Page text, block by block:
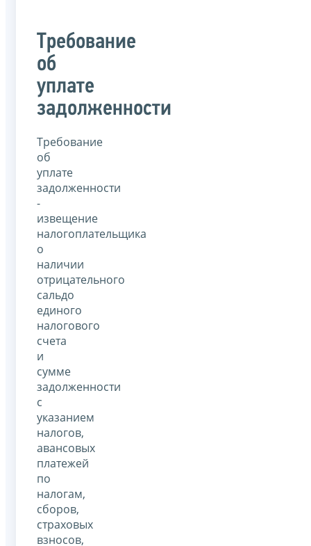
Требование
об
уплате
задолженности
Требование
об
уплате
задолженности
-
извещение
налогоплательщика
о
наличии
отрицательного
сальдо
единого
налогового
счета
и
сумме
задолженности
с
указанием
налогов,
авансовых
платежей
по
налогам,
сборов,
страховых
взносов,